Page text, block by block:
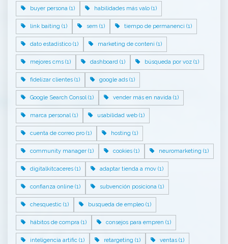
buyer persona (1) habilidades más valo (1)
link baiting (1) sem (1) tiempo de permanenci (1)
dato estadístico (1) marketing de conteni (1)
mejores cms (1) dashboard (1) búsqueda por voz (1)
fidelizar clientes (1) google ads (1)
Google Search Consol (1) vender más en navida (1)
marca personal (1) usabilidad web (1)
cuenta de correo pro (1) hosting (1)
community manager (1) cookies (1) neuromarketing (1)
digitalkitcaceres (1) adaptar tienda a mov (1)
confianza online (1) subvención posiciona (1)
chesquestic (1) busqueda de empleo (1)
hábitos de compra (1) consejos para empren (1)
inteligencia artific (1) retargeting (1) ventas (1)